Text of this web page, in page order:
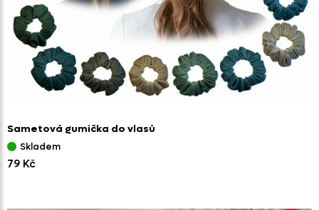
Sametová gumička do vlasů
Skladem
79 Kč